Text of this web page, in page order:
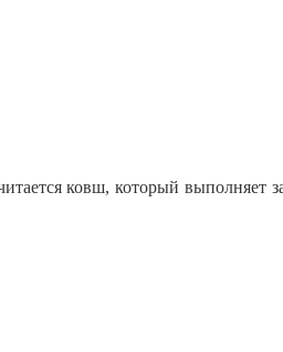
ковш, который выполняет